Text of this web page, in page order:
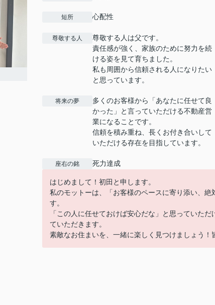
短所 心配性
尊敬する人
尊敬する人は父です。
責任感が強く、家族のために努力を続
ける姿を見て育ちました。
私も周囲から信頼される人になりたい
と思っています。
将来の夢
多くのお客様から「あなたに任せて良
かった」と言っていただける不動産営
業になることです。
信頼を積み重ね、長くお付き合いして
いただける存在を目指しています。
座右の銘 死力達成
はじめまして！初田と申します。
私のモットーは、「お客様のペースに寄り添い、
す。
「この人に任せておけば安心だな」と思っていた
ていただきます。
素敵なお住まいを、一緒に楽しく見つけましょう！